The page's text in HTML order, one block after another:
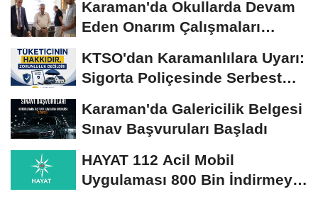
Karaman'da Okullarda Devam
Eden Onarım Çalışmaları
KTSO'dan Karamanlılara Uyarı:
Sigorta Poliçesinde Serbest
Karaman'da Galericilik Belgesi
Sınav Başvuruları Başladı
HAYAT 112 Acil Mobil
Uygulaması 800 Bin İndirmeyi